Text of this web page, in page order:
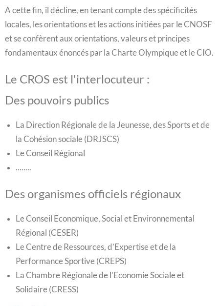
A cette fin, il décline, en tenant compte des spécificités
locales, les orientations et les actions initiées par le CNOSF
et se confèrent aux orientations, valeurs et principes
fondamentaux énoncés par la Charte Olympique et le CIO.
Le CROS est l'interlocuteur :
Des pouvoirs publics
La Direction Régionale de la Jeunesse, des Sports et de
la Cohésion sociale (DRJSCS)
Le Conseil Régional
........
Des organismes officiels régionaux
Le Conseil Economique, Social et Environnemental
Régional (CESER)
Le Centre de Ressources, d’Expertise et de la
Performance Sportive (CREPS)
La Chambre Régionale de l’Economie Sociale et
Solidaire (CRESS)